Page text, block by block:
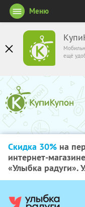
ещё
Меню
Скидка 30% на
интернет-
«Улыбка радуги».